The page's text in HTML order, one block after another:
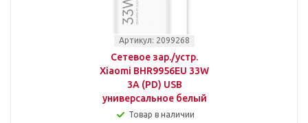
Артикул: 2099268
Сетевое зар./устр.
Xiaomi BHR9956EU 33W
3A (PD) USB
универсальное белый
Товар в наличии